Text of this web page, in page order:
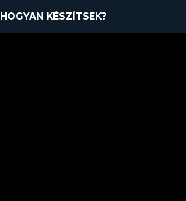
HOGYAN KÉSZÍTSEK?